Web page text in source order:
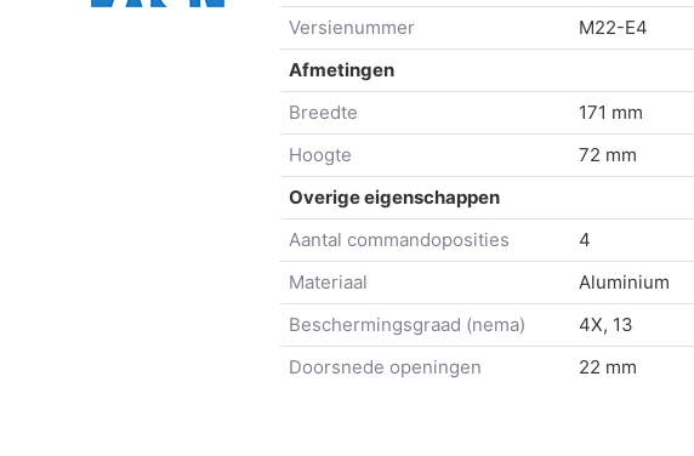
Versienummer
M22-E4
Afmetingen
Breedte
171 mm
Hoogte
72 mm
Overige eigenschappen
Aantal commandoposities
4
Materiaal
Aluminium
Beschermingsgraad (nema)
4X, 13
Doorsnede openingen
22 mm